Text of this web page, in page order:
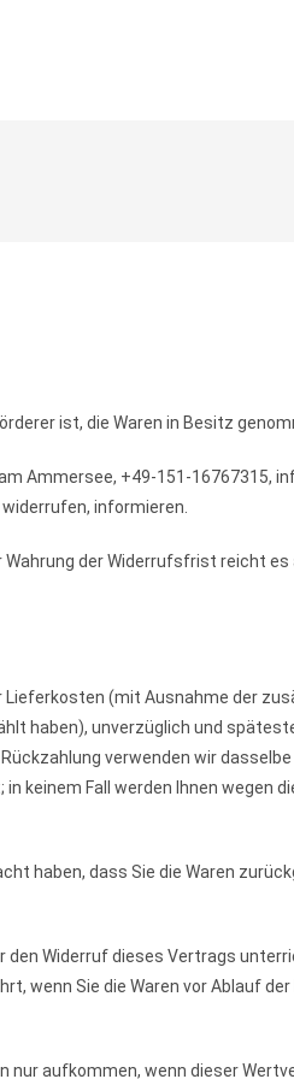
ist, die Waren in Besitz
Ammersee, +49-151-16767315,
informieren.
der Widerrufsfrist reicht es
Lieferkosten (mit Ausnahme der
haben), unverzüglich und
verwenden wir
keinem Fall werden Ihnen wegen
haben, dass Sie die Waren
den Widerruf dieses Vertrags
wenn Sie die Waren vor Ablauf
nur aufkommen, wenn dieser